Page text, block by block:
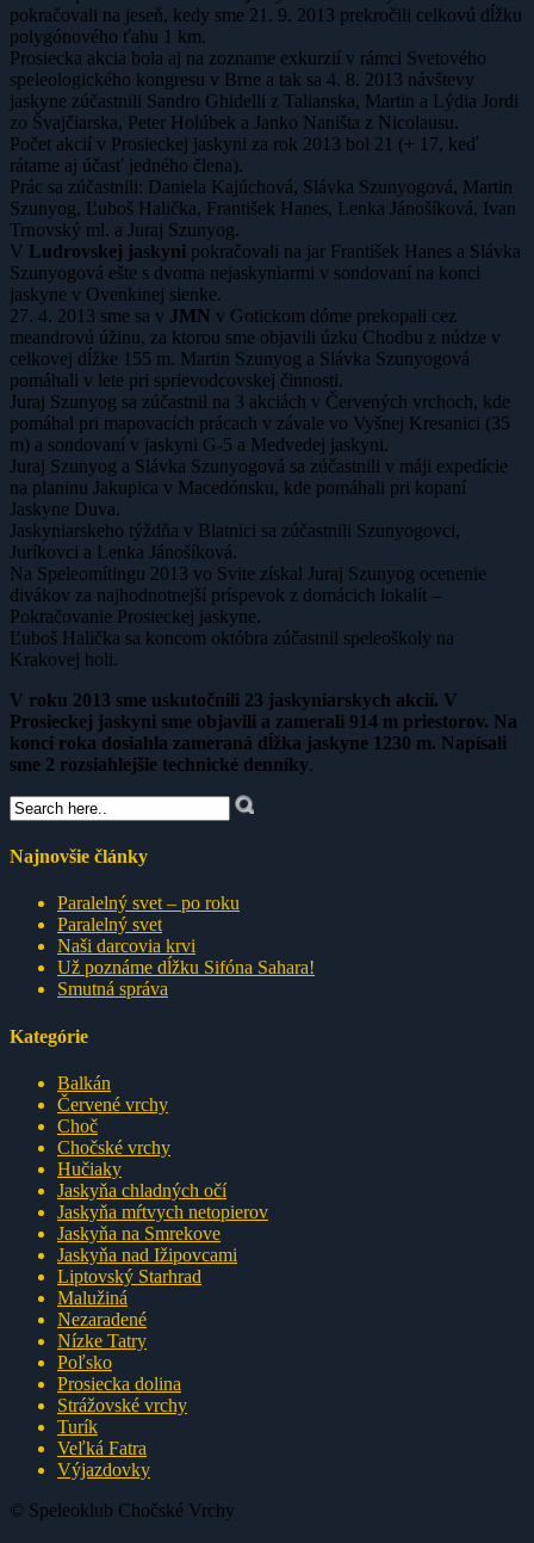
pokračovali na jeseň, kedy sme 21. 9. 2013 prekročili celkovú dĺžku
polygónového ťahu 1 km.
Prosiecka akcia bola aj na zozname exkurzií v rámci Svetového
speleologického kongresu v Brne a tak sa 4. 8. 2013 návštevy
jaskyne zúčastnili Sandro Ghidelli z Talianska, Martin a Lýdia Jordi
zo Švajčiarska, Peter Holúbek a Janko Naništa z Nicolausu.
Počet akcií v Prosieckej jaskyni za rok 2013 bol 21 (+ 17, keď
rátame aj účasť jedného člena).
Prác sa zúčastnili: Daniela Kajúchová, Slávka Szunyogová, Martin
Szunyog, Ľuboš Halička, František Hanes, Lenka Jánošíková, Ivan
Trnovský ml. a Juraj Szunyog.
V Ludrovskej jaskyni pokračovali na jar František Hanes a Slávka
Szunyogová ešte s dvoma nejaskyniarmi v sondovaní na konci
jaskyne v Ovenkinej sienke.
27. 4. 2013 sme sa v JMN v Gotickom dóme prekopali cez
meandrovú úžinu, za ktorou sme objavili úzku Chodbu z núdze v
celkovej dĺžke 155 m. Martin Szunyog a Slávka Szunyogová
pomáhali v lete pri sprievodcovskej činnosti.
Juraj Szunyog sa zúčastnil na 3 akciách v Červených vrchoch, kde
pomáhal pri mapovacích prácach v závale vo Vyšnej Kresanici (35
m) a sondovaní v jaskyni G-5 a Medvedej jaskyni.
Juraj Szunyog a Slávka Szunyogová sa zúčastnili v máji expedície
na planinu Jakupica v Macedónsku, kde pomáhali pri kopaní
Jaskyne Duva.
Jaskyniarskeho týždňa v Blatnici sa zúčastnili Szunyogovci,
Juríkovci a Lenka Jánošíková.
Na Speleomítingu 2013 vo Svite získal Juraj Szunyog ocenenie
divákov za najhodnotnejší príspevok z domácich lokalít –
Pokračovanie Prosieckej jaskyne.
Ľuboš Halička sa koncom októbra zúčastnil speleoškoly na
Krakovej holi.
V roku 2013 sme uskutočnili 23 jaskyniarskych akcií. V
Prosieckej jaskyni sme objavili a zamerali 914 m priestorov. Na
konci roka dosiahla zameraná dĺžka jaskyne 1230 m. Napísali
sme 2 rozsiahlejšie technické denníky.
Najnovšie články
Paralelný svet – po roku
Paralelný svet
Naši darcovia krvi
Už poznáme dĺžku Sifóna Sahara!
Smutná správa
Kategórie
Balkán
Červené vrchy
Choč
Chočské vrchy
Hučiaky
Jaskyňa chladných očí
Jaskyňa mŕtvych netopierov
Jaskyňa na Smrekove
Jaskyňa nad Ižipovcami
Liptovský Starhrad
Malužiná
Nezaradené
Nízke Tatry
Poľsko
Prosiecka dolina
Strážovské vrchy
Turík
Veľká Fatra
Výjazdovky
© Speleoklub Chočské Vrchy